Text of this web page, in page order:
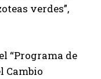
verdes”,
“Programa de
Cambio